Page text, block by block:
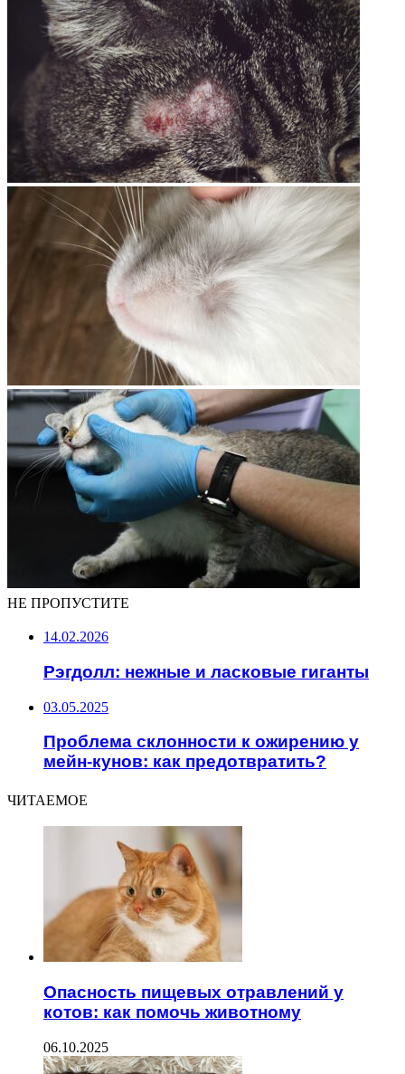
НЕ ПРОПУСТИТЕ
14.02.2026
Рэгдолл: нежные и ласковые гиганты
03.05.2025
Проблема склонности к ожирению у
мейн-кунов: как предотвратить?
ЧИТАЕМОЕ
Опасность пищевых отравлений у
котов: как помочь животному
06.10.2025